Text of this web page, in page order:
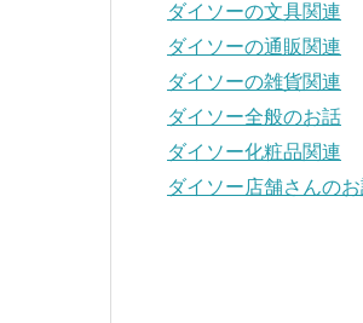
ダイソーの文具関連
ダイソーの通販関連
ダイソーの雑貨関連
ダイソー全般のお話
ダイソー化粧品関連
ダイソー店舗さんの